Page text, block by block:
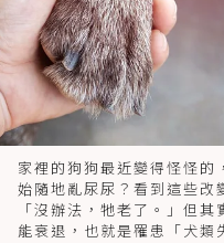
家裡的狗狗最近變得怪怪的
始隨地亂尿尿？看到這些改
「沒辦法，牠老了。」但
能衰退，也就是罹患「犬